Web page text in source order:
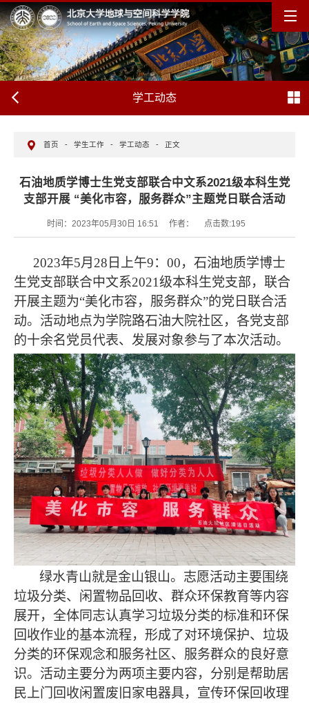
学工动态
首页 - 学生工作 - 学工动态 - 正文
石油地质学博士生党支部联合中文系2021级本科生党
支部开展 “美化市容，服务群众”主题党日联合活动
时间：2023年05月30日 16:51 作者： 点击数:195
2023年5月 28 日上午9： 00，石油地质学博士
生党支部联合中文系2021级本科生党支部，联合
开展主题为“美化市容，服务群众”的党日联合活
动。活动地点为学院路石油大院社区，各党支部
的十余名党员代表、发展对象参与了本次活动。
绿水青山就是金山银山。志愿活动主要围绕
垃圾分类、闲置物品回收、群众环保教育等内容
展开，全体同志认真学习垃圾分类的标准和环保
回收作业的基本流程，形成了对环境保护、垃圾
分类的环保观念和服务社区、服务群众的良好意
识。活动主要分为两项主要内容，分别是帮助居
民上门回收闲置废旧家电器具，宣传环保回收理